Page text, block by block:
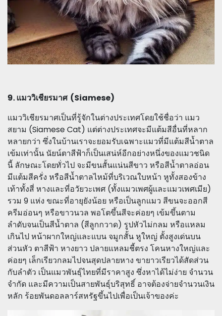
9. แมววิเชียรมาศ (Siamese)
แมววิเชียรมาศเป็นที่รู้จักในต่างประเทศโดยใช้ชื่อว่า แมว
สยาม (Siamese Cat) แต่ต่างประเทศจะมีแต้มสีอื่นที่หลาก
หลายกว่า ซึ่งในบ้านเราจะยอมรับเฉพาะแมวที่มีแต้มสีน้ำตาล
เข้มเท่านั้น นัยน์ตาสีฟ้าก็เป็นเสน่ห์อีกอย่างหนึ่งของแมวชนิด
นี้ ลักษณะโดยทั่วไป จะมีขนสั้นแน่นสีขาว หรือสีน้ำตาลอ่อน
มีแต้มสีครั่ง หรือสีน้ำตาลไหม้ที่บริเวณใบหน้า หูทั้งสองข้าง
เท้าทั้งสี่ หางและที่อวัยวะเพศ (ทั้งแมวเพศผู้และแมวเพศเมีย)
รวม 9 แห่ง ขณะที่อายุยังน้อย หรือเป็นลูกแมว สีขนจะออกสี
ครีมอ่อนๆ หรือขาวนวล พอโตขึ้นสีจะค่อยๆ เข้มขึ้นตาม
ลำดับจนเป็นสีน้ำตาล (สีลูกกวาด) รูปหัวไม่กลม หรือแหลม
เกินไป หน้าผากใหญ่และแบน จมูกสั้น หูใหญ่ ตั้งสูงเด่นบน
ส่วนหัว ตาสีฟ้า หางยาว ปลายแหลมชี้ตรง โคนหางใหญ่และ
ค่อยๆ เล็กเรียวกลมไปจนสุดปลายหาง ขายาวเรียวได้สัดส่วน
กับลำตัว เป็นแมวพันธุ์ไทยที่มีราคาสูง ซึ่งหาได้ไม่ง่าย จำนวน
จำกัด และมีความเป็นสายพันธุ์บริสุทธิ์ อาจต้องจ่ายจำนวนเงิน
หลัก ร้อยพันดอลลาร์สหรัฐขึ้นไปเพื่อเป็นเจ้าของค่ะ